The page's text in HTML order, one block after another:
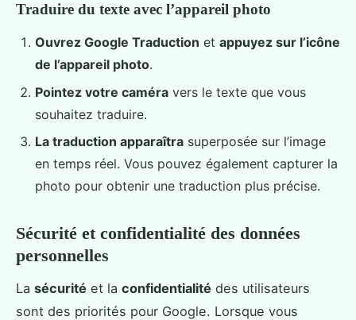
Traduire du texte avec l’appareil photo
Ouvrez Google Traduction et appuyez sur l’icône
de l’appareil photo.
Pointez votre caméra vers le texte que vous
souhaitez traduire.
La traduction apparaîtra superposée sur l’image
en temps réel. Vous pouvez également capturer la
photo pour obtenir une traduction plus précise.
Sécurité et confidentialité des données
personnelles
La sécurité et la confidentialité des utilisateurs
sont des priorités pour Google. Lorsque vous